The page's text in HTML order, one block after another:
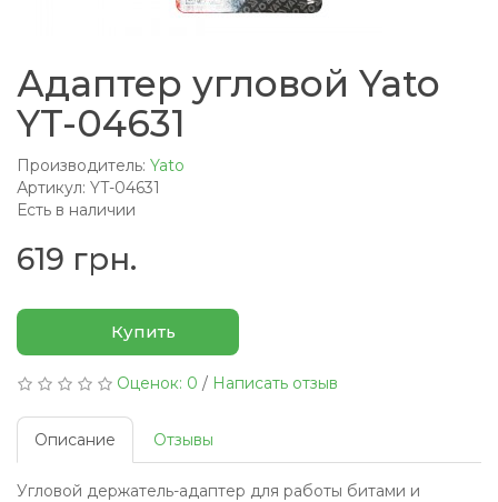
Адаптер угловой Yato
YT-04631
Производитель: Yato
Артикул: YT-04631
Есть в наличии
619 грн.
Купить
Оценок: 0 / Написать отзыв
Описание Отзывы
Угловой держатель-адаптер для работы битами и